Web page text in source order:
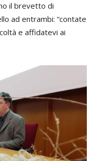
il brevetto di
ad entrambi: “contate
e affidatevi ai